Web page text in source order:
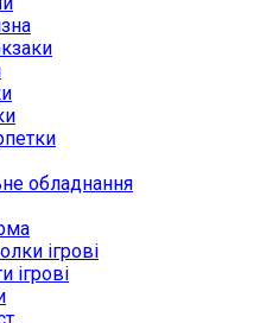
обладнання
ігрові
ігрові